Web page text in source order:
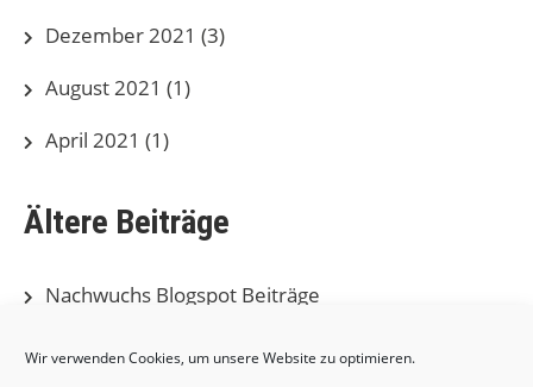
Wir verwenden Cookies, um unsere Website zu optimieren.
Dezember 2021 (3)
August 2021 (1)
April 2021 (1)
Ältere Beiträge
Nachwuchs Blogspot Beiträge
Herren Blogspot Beiträge